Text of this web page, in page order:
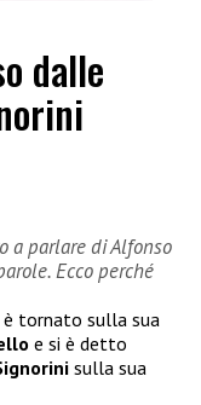
dalle
a parlare di Alfonso
Ecco perché
è tornato sulla sua
e si è detto
sulla sua